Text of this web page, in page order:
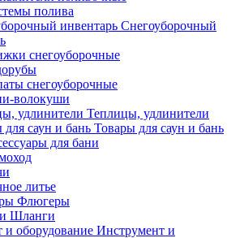
полива
Снегоуборочный
снегоуборочные
снегоуборочные
волокуши
Теплицы, удлинители
Товары для саун и бань
для бани
литье
Флюгеры
Шланги
Инструмент и